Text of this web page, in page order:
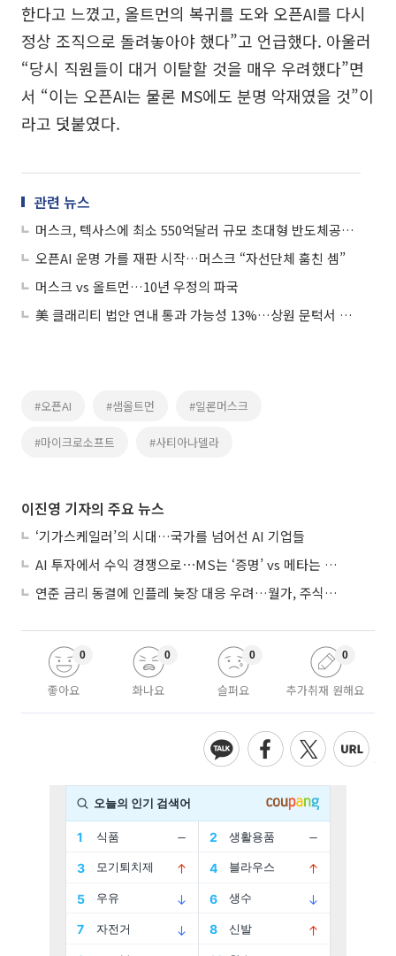
한다고 느꼈고, 올트먼의 복귀를 도와 오픈AI를 다시
정상 조직으로 돌려놓아야 했다”고 언급했다. 아울러
“당시 직원들이 대거 이탈할 것을 매우 우려했다”면
서 “이는 오픈AI는 물론 MS에도 분명 악재였을 것”이
라고 덧붙였다.
관련 뉴스
머스크, 텍사스에 최소 550억달러 규모 초대형 반도체공장 ‘테라팹’ 설립 나서
오픈AI 운명 가를 재판 시작…머스크 “자선단체 훔친 셈”
머스크 vs 올트먼…10년 우정의 파국
美 클래리티 법안 연내 통과 가능성 13%…상원 문턱서 제동
#오픈AI #샘올트먼 #일론머스크
#마이크로소프트 #사티아나델라
이진영 기자의 주요 뉴스
‘기가스케일러’의 시대…국가를 넘어선 AI 기업들
AI 투자에서 수익 경쟁으로⋯MS는 ‘증명’ vs 메타는 ‘숙제’
연준 금리 동결에 인플레 늦장 대응 우려…월가, 주식도 채권도 던졌다
좋아요
0
화나요
0
슬퍼요
0
추가취재 원해요
0